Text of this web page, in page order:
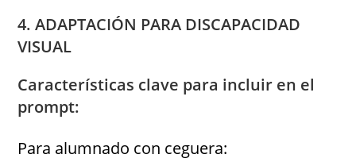
4. ADAPTACIÓN PARA DISCAPACIDAD
VISUAL
Características clave para incluir en el
prompt:
Para alumnado con ceguera: